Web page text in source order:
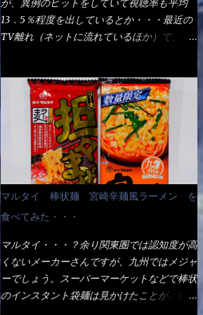
の満腹度になるのか？ この得サイズの木桶
は、銭湯で使う洗い桶サイズだなぁ～ この
木桶サイズに、満々と湯が注がれていたら食
これなら茹で上がった直後のままで、食べ進
められるじゃないか！ 別皿で、葱と天かす
を満タンに用意して、山葵も2つ。 それに湯
が無い利点として、汁が薄まらない！ これ
だよ、これ！！ 湯があると、うどんと共に
汁の方へ湯までも入ってしまう。つまりラー
メンの麺にスープが絡む現象ですな。 結
局、伸びずに汁も薄らむこともなく・・最後
の方で＜だし汁＞を少し追加しました。 腹
収まったし満足達成度100％ 苦しいと云う事
も無いな！ まだ鶏天1個位は入りそうだ
ね。 と云う事で、今回＜釜揚げうどんの湯
無し＞を試したら、確...
ば、大阪誕生→全国区（北海道と沖縄は？）
へ広がった、讃岐饂飩チェーン店大手といっ
舗に寄って違う！と云う人も居るらしい・・
そんな大手讃岐饂飩チェーン店と関係がある
のか？ 箱詰め乾麺！ このパッケージから
すれば、間違いなく贈答用目的でしょう。
そんな贈答用箱詰め饂飩・・・またもやメガ
ドンキで発見し購入！ 中身は、この様な状
態です。 乾麺の束が6束／一パックになって
おり、それが3袋入りです。 18束入りという
わけですね！900ｇの容量となり、1束／50
Amazonで1280円と云った感じです。 で私
は幾らで、メガドンキでゲットしたかって？
それは非常に言いづらい・・・色々と各方面
へ忖度して、激安だったとだけ申し上げまし
が、異例のヒットをしていて視聴率も平均
13．5％程度を出しているとか・・・最近の
TV離れ（ネットに流れているほか）で、こ
あった！ とんかつ赤城！ 老齢の女性がメ
インで調理場を仕切、老齢の男性が脇をサポ
ートし最近は若い女性がオーダーや片付けを
担当している。 まずはこれを見て欲しい！
カウンターに置かれた＜お皿＞である。 直
ぐに気づいたでしょう！ 何かキャベツが山
じゃないか！？ ハイ、山です。 これが標
準なのです。 普通のとんかつ屋のキャベツ
と比べたら、10人前ほどあるか？ 値段的に
は、メイン（主流は1,000超）＋定食セット
350円程と値段的には、それ程では安い訳で
も無いが、客足が絶えない人気店である。
そんなメニューのなかで、リーズナブルで頂
マルタイ 棒状麺 宮崎辛麺風ラーメン を
食べてみた・・・
マルタイ・・・？余り関東圏では認知度が高
くないメーカーさんですが、九州ではメジャ
ーでしょう。スーパーマーケットなどで棒状
のインスタント袋麺は見かけたことが、1度